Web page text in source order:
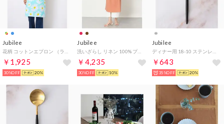
Jubilee
￥1,925
30%OFF 20%
Jubilee
￥4,235
30%OFF 10%
Jubilee
￥643
35%OFF 20%